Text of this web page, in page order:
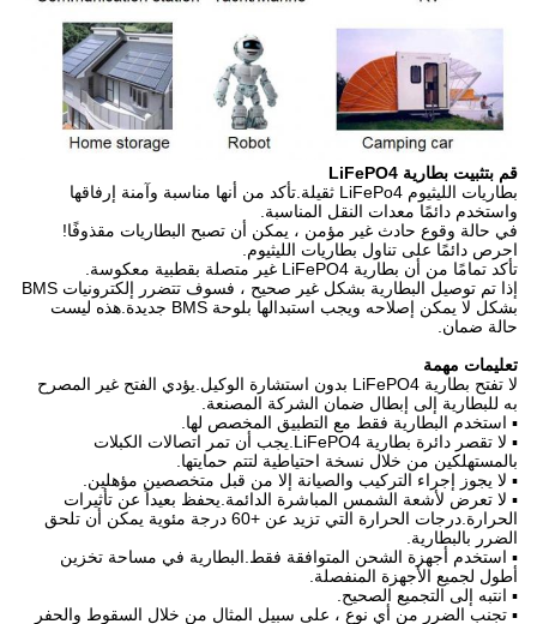
قم بتثبيت بطارية LiFePO4
بطاريات الليثيوم LiFePo4 ثقيلة.تأكد من أنها مناسبة وآمنة إرفاقها
واستخدم دائمًا معدات النقل المناسبة.
في حالة وقوع حادث غير مؤمن ، يمكن أن تصبح البطاريات مقذوفًا!
احرص دائمًا على تناول بطاريات الليثيوم.
تأكد تمامًا من أن بطارية LiFePO4 غير متصلة بقطبية معكوسة.
إذا تم توصيل البطارية بشكل غير صحيح ، فسوف تتضرر إلكترونيات BMS
بشكل لا يمكن إصلاحه ويجب استبدالها بلوحة BMS جديدة.هذه ليست
حالة ضمان.
تعليمات مهمة
لا تفتح بطارية LiFePO4 بدون استشارة الوكيل.يؤدي الفتح غير المصرح
به للبطارية إلى إبطال ضمان الشركة المصنعة.
▪ استخدم البطارية فقط مع التطبيق المخصص لها.
▪ لا تقصر دائرة بطارية LiFePO4.يجب أن تمر اتصالات الكبلات
بالمستهلكين من خلال نسخة احتياطية لتتم حمايتها.
▪ لا يجوز إجراء التركيب والصيانة إلا من قبل متخصصين مؤهلين.
▪ لا تعرض لأشعة الشمس المباشرة الدائمة.يحفظ بعيداً عن تأثيرات
الحرارة.درجات الحرارة التي تزيد عن +60 درجة مئوية يمكن أن تلحق
الضرر بالبطارية.
▪ استخدم أجهزة الشحن المتوافقة فقط.البطارية في مساحة تخزين
أطول لجميع الأجهزة المنفصلة.
▪ انتبه إلى التجميع الصحيح.
▪ تجنب الضرر من أي نوع ، على سبيل المثال من خلال السقوط والحفر